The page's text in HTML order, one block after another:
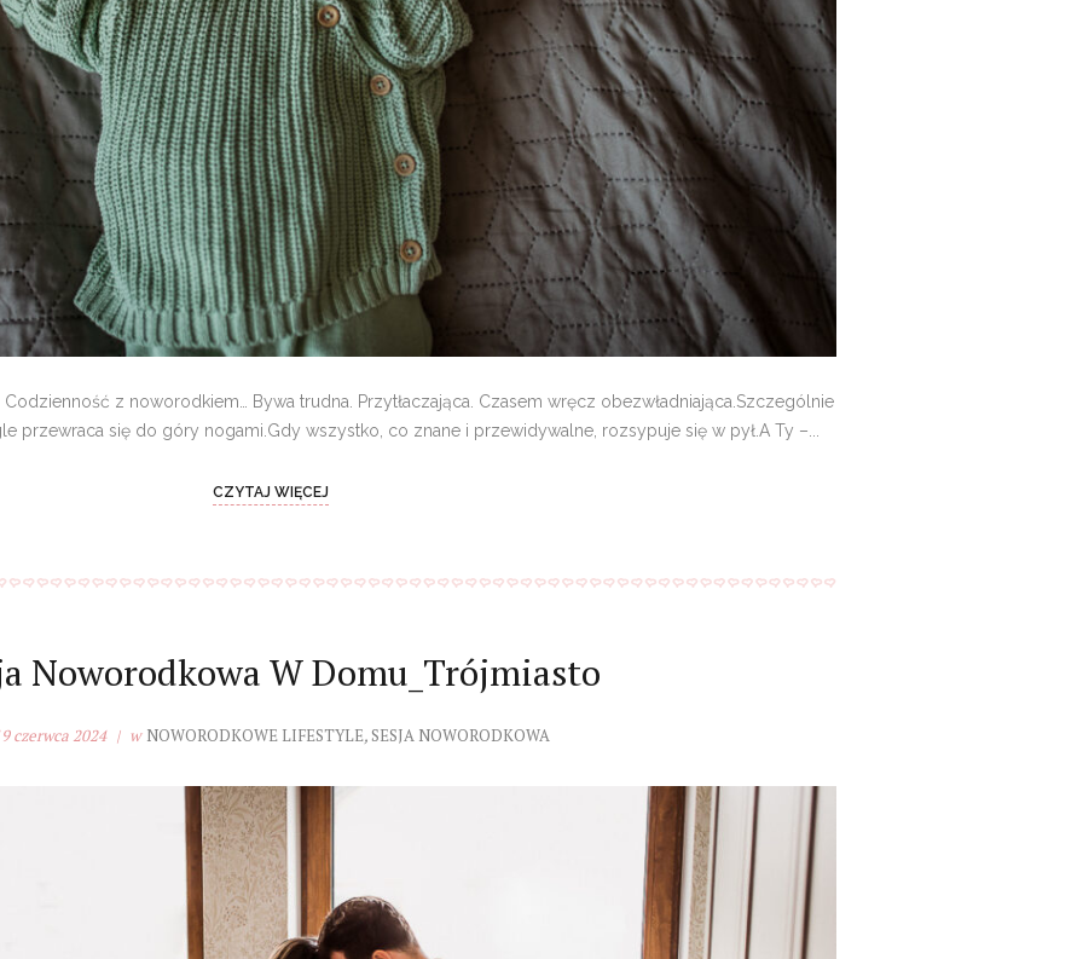
z noworodkiem… Bywa trudna. Przytłaczająca. Czasem wręcz obezwładniająca.Szczególnie
przewraca się do góry nogami.Gdy wszystko, co znane i przewidywalne, rozsypuje się w pył.A Ty –...
CZYTAJ WIĘCEJ
Noworodkowa W Domu_Trójmiasto
czerwca 2024 w NOWORODKOWE LIFESTYLE, SESJA NOWORODKOWA